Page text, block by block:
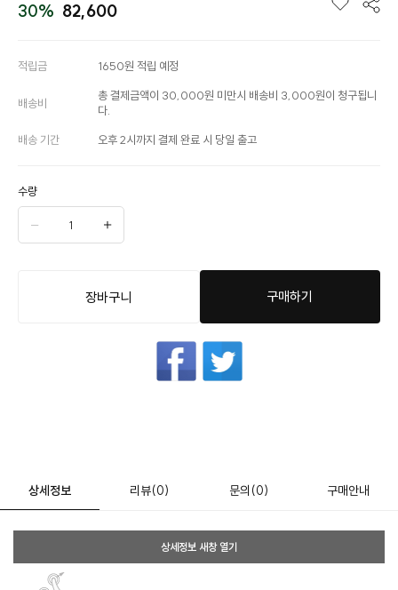
30% 82,600
적립금 1650원 적립 예정
배송비
총 결제금액이 30,000원 미만시 배송비 3,000원이 청구됩니
다.
배송 기간 오후 2시까지 결제 완료 시 당일 출고
수량
장바구니 구매하기
상세정보 리뷰(0) 문의 (0) 구매안내
상세정보 새창 열기